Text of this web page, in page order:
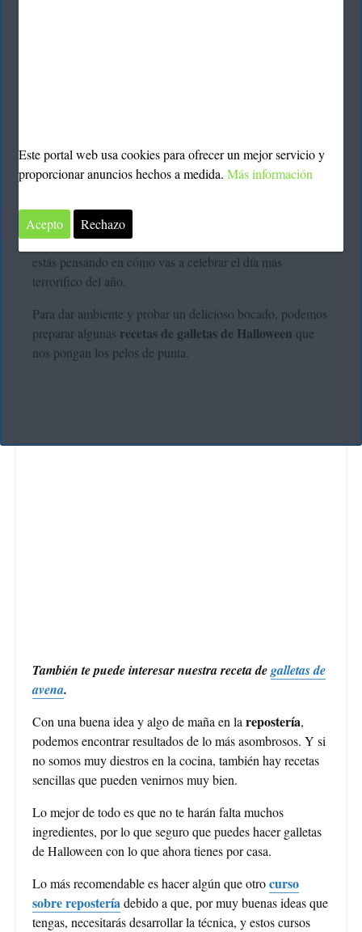
Lasgalletas de Halloweenson ideales para celebrar la
a partes iguales.
Ahora que se acerca esta famosa fiesta, seguro que ya
estás pensando en cómo vas a celebrar el día más
terrorífico del año.
Para dar ambiente y probar un delicioso bocado, podemos
preparar algunas recetas de galletas de Halloween que
nos pongan los pelos de punta.
También te puede interesar nuestra receta degalletas de
avena.
Con una buena idea y algo de maña en larepostería,
podemos encontrar resultados de lo más asombrosos. Y si
no somos muy diestros en la cocina, también hay recetas
sencillas que pueden venirnos muy bien.
Lo mejor de todo es que no te harán falta muchos
ingredientes, por lo que seguro que puedes hacer galletas
de Halloween con lo que ahora tienes por casa.
Lo más recomendable es hacer algún que otrocurso
sobre reposteríadebido a que, por muy buenas ideas que
tengas, necesitarás desarrollar la técnica, y estos cursos
Este portal web usa cookies para ofrecer un mejor servicio y
proporcionar anuncios hechos a medida. Más información
Acepto Rechazo